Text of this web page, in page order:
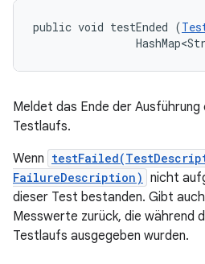
public void testEnded (
Meldet das Ende der Ausführung
Testlaufs.
Wenn
FailureDescription) nicht
dieser Test bestanden. Gibt
Messwerte zurück, die während
Testlaufs ausgegeben wurden.